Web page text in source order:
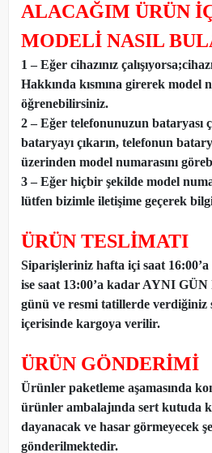
ALACAĞIM ÜRÜN
MODELİ NASIL
1 – Eğer cihazınız
Hakkında kısmına girerek model
öğrenebilirsiniz.
2 – Eğer telefonunuzun bataryası
bataryayı çıkarın, telefonun
üzerinden model numarasını
3 – Eğer hiçbir şekilde model
lütfen bizimle iletişime geçerek bilgi
ÜRÜN TESLİMATI
Siparişleriniz hafta içi saat
ise saat 13:00’a kadar AYNI
günü ve resmi tatillerde verdiğiniz
içerisinde kargoya verilir.
ÜRÜN GÖNDERİMİ
Ürünler paketleme aşamasında
ürünler ambalajında sert kutuda
dayanacak ve hasar görmeyecek
gönderilmektedir.